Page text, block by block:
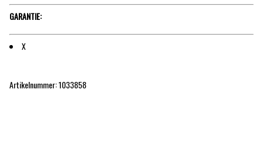
GARANTIE:
X
Artikelnummer: 1033858